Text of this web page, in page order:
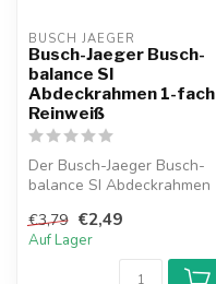
BUSCH JAEGER
Busch-Jaeger Busch-
balance SI
Abdeckrahmen 1-fach
Reinweiß
Der Busch-Jaeger Busch-
balance SI Abdeckrahmen
klare ...
€3,79 €2,49
Auf Lager